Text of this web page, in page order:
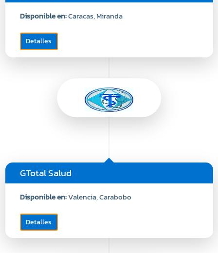
Disponible en:Caracas, Miranda
Detalles
GTotal Salud
Disponible en:Valencia, Carabobo
Detalles